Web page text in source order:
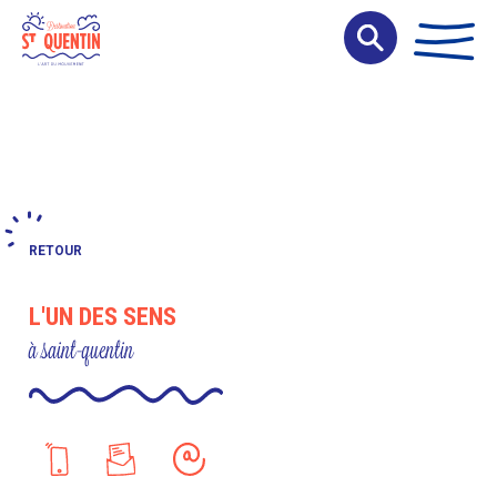
RETOUR
L'UN DES SENS
à saint-quentin
Panneau de gestion des cookies